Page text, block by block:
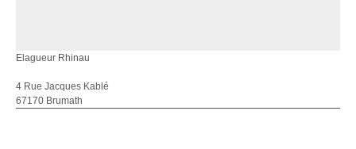
Elagueur Rhinau
4 Rue Jacques Kablé
67170 Brumath